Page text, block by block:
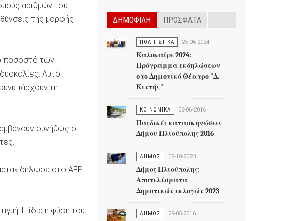
αριθμών του
της μορφής
ποσοστό των
Αυτό
τη
συνήθως οι
δήλωσε στο AFP
Η ίδια η φύση του
ΔΗΜΟΦΙΛΗ ΠΡΟΣΦΑΤΑ
ΠΟΛΙΤΙΣΤΙΚΑ 25-06-2024
Καλοκαίρι 2024:
Πρόγραμμα εκδηλώσεων
στο Δημοτικό Θέατρο "Δ.
Κιντής"
ΚΟΙΝΩΝΙΚΑ 06-06-2016
Παιδικές κατασκηνώσεις
Δήμου Ηλιούπολης 2016
ΔΗΜΟΣ 05-10-2023
Δήμος Ηλιούπολης:
Αποτελέσματα
Δημοτικών εκλογών 2023
ΔΗΜΟΣ 29-05-2016